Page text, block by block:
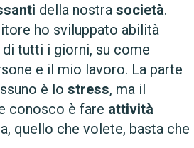
della nostra società.
ho sviluppato abilità
tutti i giorni, su come
e il mio lavoro. La parte
è lo stress, ma il
conosco è fare attività
quello che volete, basta che